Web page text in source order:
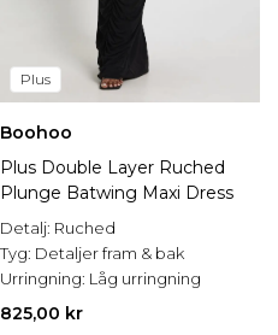
Plus
Boohoo
Plus Double Layer Ruched
Plunge Batwing Maxi Dress
Detalj: Ruched
Tyg: Detaljer fram & bak
Urringning: Låg urringning
825,00 kr